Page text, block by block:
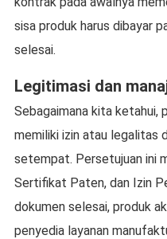
sisa produk harus dibayar
selesai.
Legitimasi dan
Sebagaimana kita ketahui,
memiliki izin atau legalitas
setempat. Persetujuan ini
Sertifikat Paten, dan Izin
dokumen selesai, produk
penyedia layanan